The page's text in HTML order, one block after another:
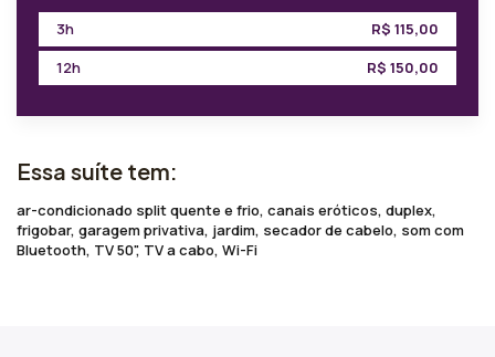
3h R$ 115,00
12h
R$ 150,00
Essa suíte tem:
ar-condicionado split quente e frio, canais eróticos, duplex,
frigobar, garagem privativa, jardim, secador de cabelo, som com
Bluetooth, TV 50", TV a cabo, Wi-Fi